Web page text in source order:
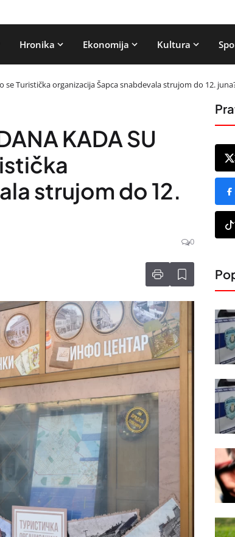
Hronika Ekonomija Kultura
se Turistička organizacija Šapca snabdevala strujom do 12.
KADA SU
strujom do 12.
0